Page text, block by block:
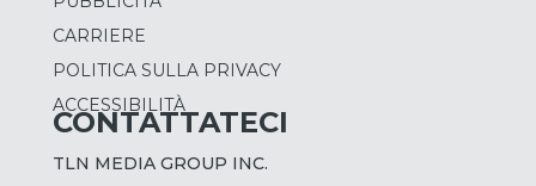
CARRIERE
POLITICA SULLA PRIVACY
ACCESSIBILITÀ
CONTATTATECI
TLN MEDIA GROUP INC.